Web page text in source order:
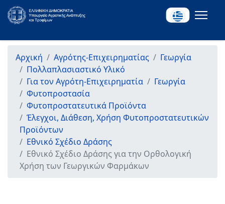
Αρχική Αγρότης-Επιχειρηματίας
Γεωργία
Πολλαπλασιαστικό Υλικό
Για τον Αγρότη-Επιχειρηματία
Γεωργία
Φυτοπροστασία
Φυτοπροστατευτικά Προϊόντα
Έλεγχοι, Διάθεση, Χρήση Φυτοπροστατευτικών
Προϊόντων
Εθνικό Σχέδιο Δράσης
Εθνικό Σχέδιο Δράσης για την Ορθολογική
Χρήση των Γεωργικών Φαρμάκων